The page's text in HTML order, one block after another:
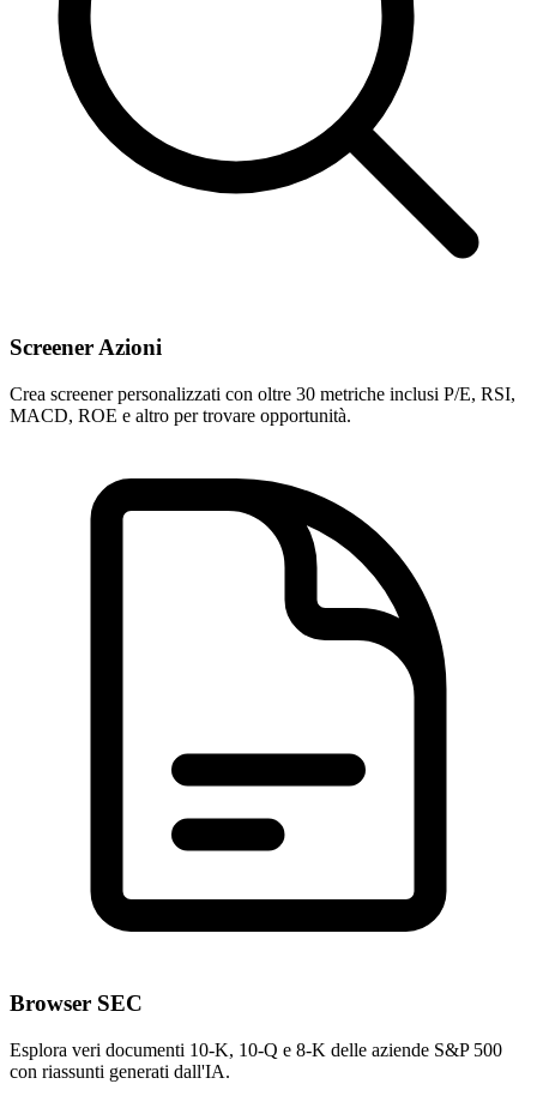
Screener Azioni
Crea screener personalizzati con oltre 30 metriche inclusi P/E, RSI,
MACD, ROE e altro per trovare opportunità.
Browser SEC
Esplora veri documenti 10-K, 10-Q e 8-K delle aziende S&P 500
con riassunti generati dall'IA.